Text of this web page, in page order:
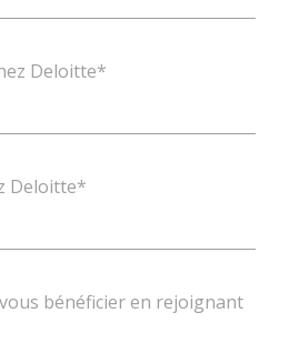
Deloitte*
Deloitte*
bénéficier en rejoignant